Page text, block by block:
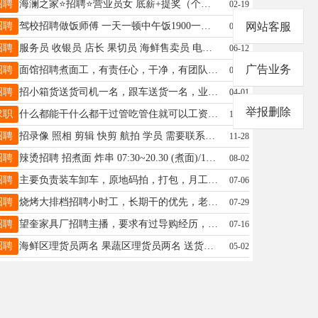
聘 海澜之家⭐招聘⭐营业员女 底薪+提奖（个提）+带薪休假 4天 每天工作7个小时 法定假日三薪 ，30周岁以内，已婚已育优先，有无经验均可，电话:19289730851 02-19
聘 驾校招聘做饭师傅 一天一顿中午饭1900一个月单休 15145553030 07-07
聘 服务员 收银员 店长 果切员 海鲜售卖员 电商运营 主播 联系电话15636634455 06-12
聘 面馆招聘煮面工，有责任心，干净，有团队意识。电话16744889777 04-01
聘 招小箱货送货司机一名，跟车送货一名，业务一名，年龄45岁以下，时间早上七点半到晚上五点左右，联系电话：18614544777 04-01
职 什么都能干什么都干过管吃管住就可以工资2400➕就可以手机号15145727951 10-29
聘 招录像 照相 剪辑 快剪 航拍 学员 需要联系15590999933 11-28
聘 辣烫招聘 招煮面 炸串 07:30~20.30 (煮面)/10:00~23:00 （成手4000+）15:00~23:00 活简单熟能生巧年龄30到50电话15045538388 08-02
聘 主要负责装车卸车，原地码拍，打包，月工资8000以上，工资可以日结管吃住，有叉车辅助长白班，年龄18-58周岁，身体健康，能吃苦耐劳，无不良嗜好13512814104徐队长 07-06
聘 烧烤大排档招聘小时工，长期干的优先，老板事少把自己的活干好就行了，10块钱一个小时，联系电话；15845533001，白天9点以后随时可以打电话 07-29
聘 望奎家具厂招聘主播，要求有过导购经历，最高是家具店，装潢类导购经历，语言表达能力强，形象佳者优先，底薪➕提成，收入丰厚。有意者电联18645531828 07-16
聘 海鲜区理货员两名 果蔬区理货员两名 送货男工一名，要求会骑电动车，有电动车驾驶证的 收银员一名，有想干活的，可以打电话聊一聊 18045575356 05-02
网站客服
广告业务
举报删除